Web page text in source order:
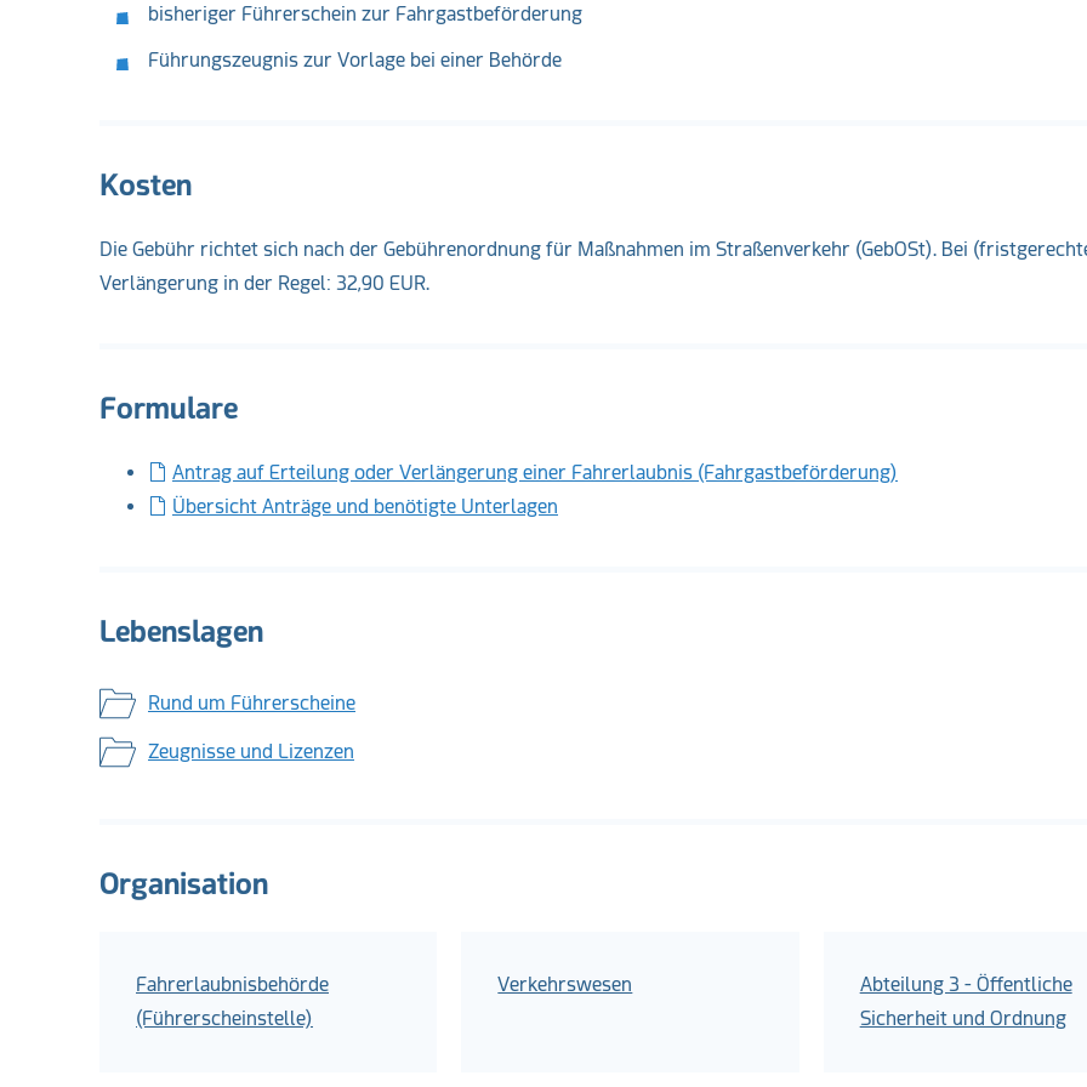
bisheriger Führerschein zur Fahrgastbeförderung
Führungszeugnis zur Vorlage bei einer Behörde
Kosten
Die Gebühr richtet sich nach der Gebührenordnung für Maßnahmen im Straßenverkehr (GebOSt). Bei
Verlängerung in der Regel: 32,90 EUR.
Formulare
Antrag auf Erteilung oder Verlängerung einer Fahrerlaubnis (Fahrgastbeförderung)
Übersicht Anträge und benötigte Unterlagen
Lebenslagen
Rund um Führerscheine
Zeugnisse und Lizenzen
Organisation
Fahrerlaubnisbehörde
(Führerscheinstelle)
Verkehrswesen
Abteilung 3 - Öffentliche
Sicherheit und Ordnung